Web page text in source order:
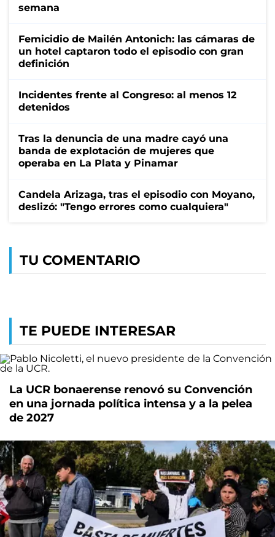
semana
Femicidio de Mailén Antonich: las cámaras de
un hotel captaron todo el episodio con gran
definición
Incidentes frente al Congreso: al menos 12
detenidos
Tras la denuncia de una madre cayó una
banda de explotación de mujeres que
operaba en La Plata y Pinamar
Candela Arizaga, tras el episodio con Moyano,
deslizó: "Tengo errores como cualquiera"
TU COMENTARIO
TE PUEDE INTERESAR
La UCR bonaerense renovó su Convención
en una jornada política intensa y a la pelea
de 2027